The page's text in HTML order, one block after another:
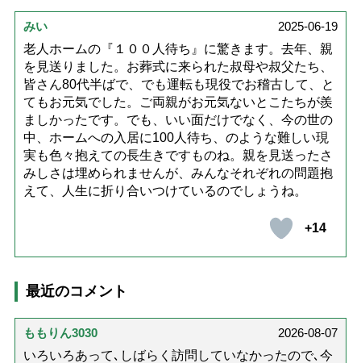
みい
2025-06-19
老人ホームの『１００人待ち』に驚きます。去年、親
を見送りました。お葬式に来られた叔母や叔父たち、
皆さん80代半ばで、でも運転も現役でお稽古して、と
てもお元気でした。ご両親がお元気ないとこたちが羨
ましかったです。でも、いい面だけでなく、今の世の
中、ホームへの入居に100人待ち、のような難しい現
実も色々抱えての長生きですものね。親を見送ったさ
みしさは埋められませんが、みんなそれぞれの問題抱
えて、人生に折り合いつけているのでしょうね。
+14
最近のコメント
ももりん3030
2026-08-07
いろいろあって､しばらく訪問していなかったので､今